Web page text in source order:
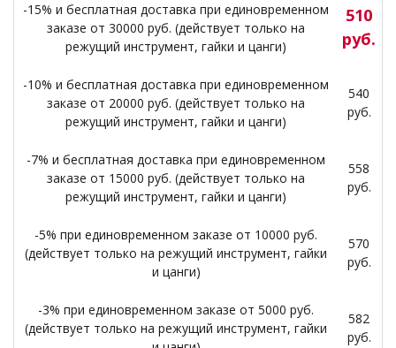
-15% и бесплатная доставка при единовременном
заказе от 30000 руб. (действует только на
режущий инструмент, гайки и цанги)
510
руб.
-10% и бесплатная доставка при единовременном
заказе от 20000 руб. (действует только на
режущий инструмент, гайки и цанги)
540
руб.
-7% и бесплатная доставка при единовременном
заказе от 15000 руб. (действует только на
режущий инструмент, гайки и цанги)
558
руб.
-5% при единовременном заказе от 10000 руб.
(действует только на режущий инструмент, гайки
и цанги)
570
руб.
-3% при единовременном заказе от 5000 руб.
(действует только на режущий инструмент, гайки
582
руб.